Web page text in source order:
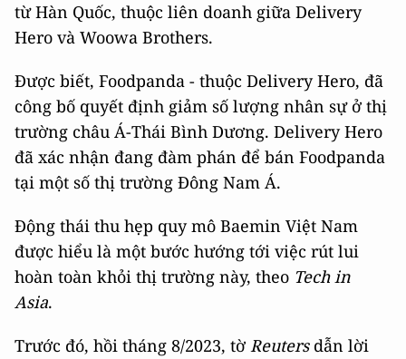
từ Hàn Quốc, thuộc liên doanh giữa Delivery
Hero và Woowa Brothers.
Được biết, Foodpanda - thuộc Delivery Hero, đã
công bố quyết định giảm số lượng nhân sự ở thị
trường châu Á-Thái Bình Dương. Delivery Hero
đã xác nhận đang đàm phán để bán Foodpanda
tại một số thị trường Đông Nam Á.
Động thái thu hẹp quy mô Baemin Việt Nam
được hiểu là một bước hướng tới việc rút lui
hoàn toàn khỏi thị trường này, theo Tech in
Asia.
Trước đó, hồi tháng 8/2023, tờ Reuters dẫn lời